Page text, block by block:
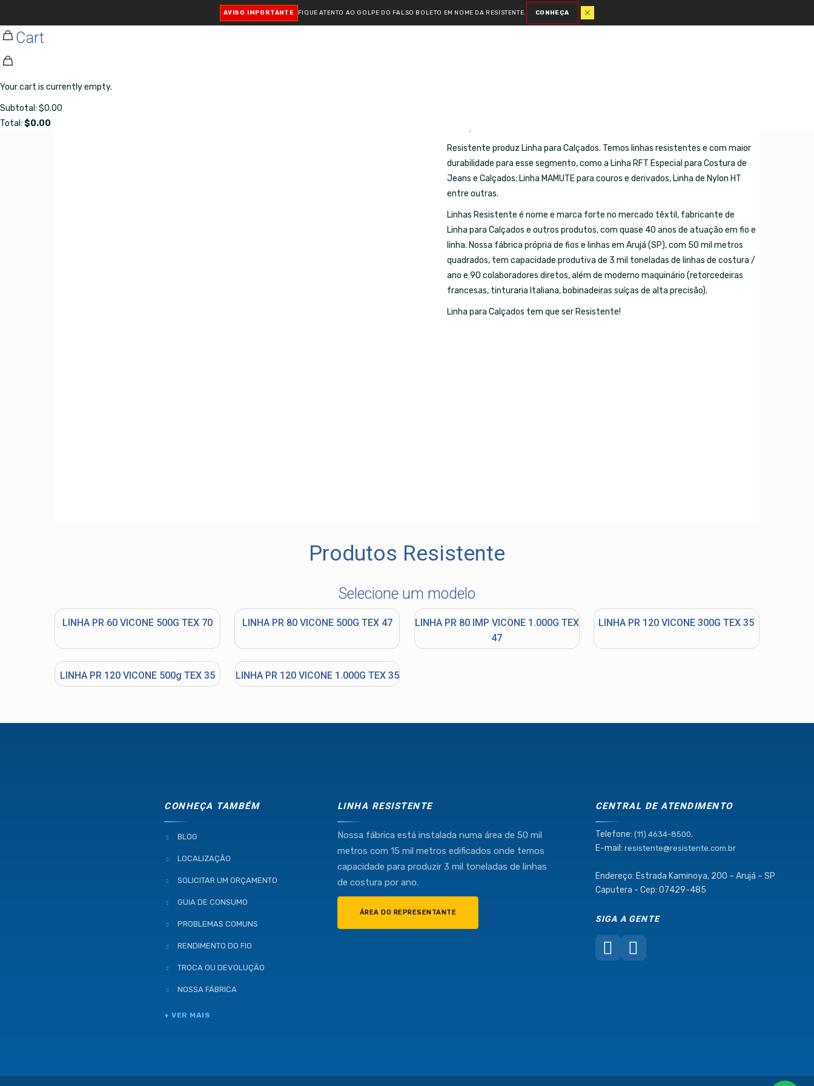
Cart
Your cart is currently empty.
Subtotal: $0.00
Total: $0.00
AVISO IMPORTANTE FIQUE ATENTO AO GOLPE DO FALSO BOLETO EM NOME DA RESISTENTE. CONHEÇA
55.407.761/0001-54
(11) 4634-8500
Resistente produz Linha para Calçados. Temos linhas resistentes e com maior
durabilidade para esse segmento, como a Linha RFT Especial para Costura de
Jeans e Calçados; Linha MAMUTE para couros e derivados, Linha de Nylon HT
entre outras.
Linhas Resistente é nome e marca forte no mercado têxtil, fabricante de
Linha para Calçados e outros produtos, com quase 40 anos de atuação em fio e
linha. Nossa fábrica própria de fios e linhas em Arujá (SP), com 50 mil metros
quadrados, tem capacidade produtiva de 3 mil toneladas de linhas de costura /
ano e 90 colaboradores diretos, além de moderno maquinário (retorcedeiras
francesas, tinturaria Italiana, bobinadeiras suíças de alta precisão).
Linha para Calçados tem que ser Resistente!
Produtos Resistente
Selecione um modelo
LINHA PR 60 VICONE 500G TEX 70 LINHA PR 80 VICONE 500G TEX 47
LINHA PR 80 IMP VICONE 1.000G TEX
47
LINHA PR 120 VICONE 300G TEX 35
LINHA PR 120 VICONE 500g TEX 35 LINHA PR 120 VICONE 1.000G TEX 35
CONHEÇA TAMBÉM
BLOG
LOCALIZAÇÃO
SOLICITAR UM ORÇAMENTO
GUIA DE CONSUMO
PROBLEMAS COMUNS
RENDIMENTO DO FIO
TROCA OU DEVOLUÇÃO
NOSSA FÁBRICA
+ VER MAIS
LINHA RESISTENTE
Nossa fábrica está instalada numa área de 50 mil
metros com 15 mil metros edificados onde temos
capacidade para produzir 3 mil toneladas de linhas
de costura por ano.
ÁREA DO REPRESENTANTE
CENTRAL DE ATENDIMENTO
Telefone: (11) 4634-8500.
E-mail: resistente@resistente.com.br
Endereço: Estrada Kaminoya, 200 – Arujá – SP
Caputera - Cep: 07429-485
SIGA A GENTE